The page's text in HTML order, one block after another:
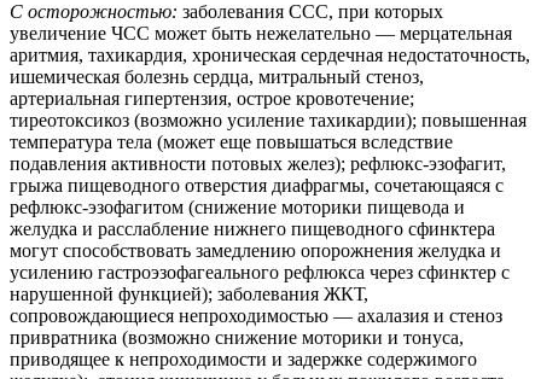
С осторожностью: заболевания ССС, при которых
увеличение ЧСС может быть нежелательно — мерцательная
аритмия, тахикардия, хроническая сердечная недостаточность,
ишемическая болезнь сердца, митральный стеноз,
артериальная гипертензия, острое кровотечение;
тиреотоксикоз (возможно усиление тахикардии); повышенная
температура тела (может еще повышаться вследствие
подавления активности потовых желез); рефлюкс-эзофагит,
грыжа пищеводного отверстия диафрагмы, сочетающаяся с
рефлюкс-эзофагитом (снижение моторики пищевода и
желудка и расслабление нижнего пищеводного сфинктера
могут способствовать замедлению опорожнения желудка и
усилению гастроэзофагеального рефлюкса через сфинктер с
нарушенной функцией); заболевания ЖКТ,
сопровождающиеся непроходимостью — ахалазия и стеноз
привратника (возможно снижение моторики и тонуса,
приводящее к непроходимости и задержке содержимого